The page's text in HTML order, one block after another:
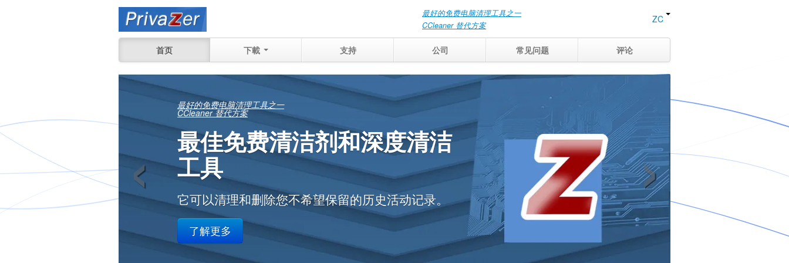
最好的免费电脑清理工具之一
CCleaner 替代方案
ZC
首页 下載 支持 公司 常见问题 评论
您可以准确地查看那些
文件仍可被恢复
在您工作或家庭中的相关记录
了解更多
‹ ›